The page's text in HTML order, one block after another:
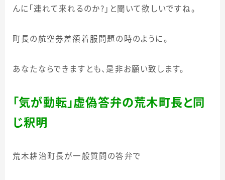
んに「連れて来れるのか？」と聞いて欲しいですね。
町長の航空券差額着服問題の時のように。
あなたならできますとも、是非お願い致します。
「気が動転」虚偽答弁の荒木町長と同
じ釈明
荒木耕治町長が一般質問の答弁で